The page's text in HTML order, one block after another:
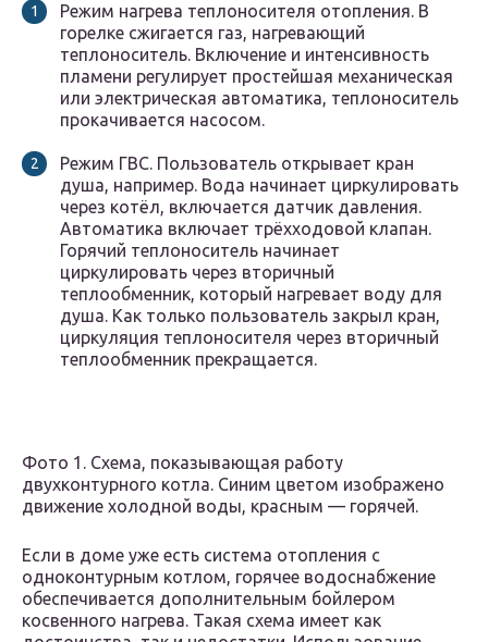
Режим нагрева теплоносителя отопления. В
горелке сжигается газ, нагревающий
теплоноситель. Включение и интенсивность
пламени регулирует простейшая механическая
или электрическая автоматика, теплоноситель
прокачивается насосом.
Режим ГВС. Пользователь открывает кран
душа, например. Вода начинает циркулировать
через котёл, включается датчик давления.
Автоматика включает трёхходовой клапан.
Горячий теплоноситель начинает
циркулировать через вторичный
теплообменник, который нагревает воду для
душа. Как только пользователь закрыл кран,
циркуляция теплоносителя через вторичный
теплообменник прекращается.
Фото 1. Схема, показывающая работу
двухконтурного котла. Синим цветом изображено
движение холодной воды, красным — горячей.
Если в доме уже есть система отопления с
одноконтурным котлом, горячее водоснабжение
обеспечивается дополнительным бойлером
косвенного нагрева. Такая схема имеет как